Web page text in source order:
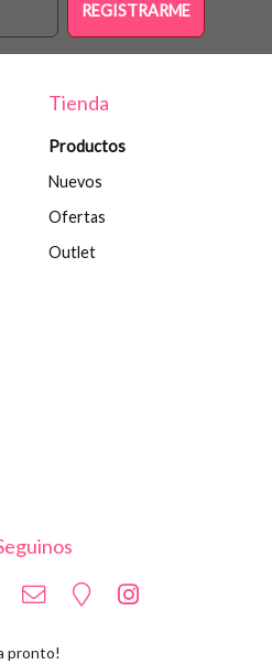
REGISTRARME
Tienda
Productos
Nuevos
Ofertas
Outlet
pronto!